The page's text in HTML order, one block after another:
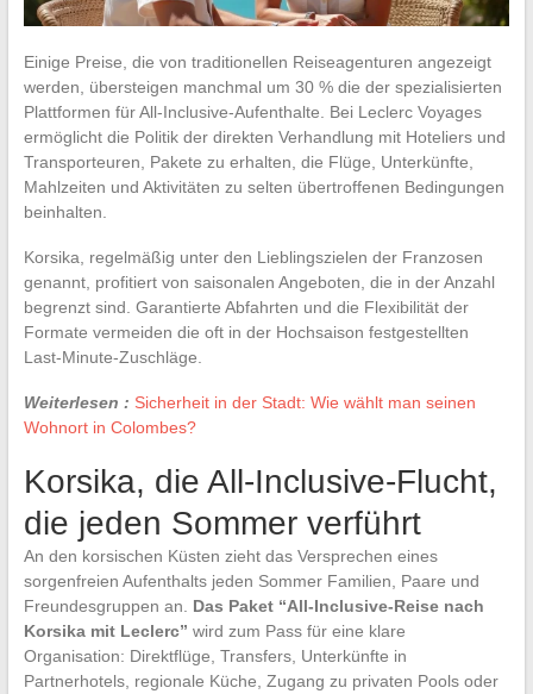
Einige Preise, die von traditionellen Reiseagenturen angezeigt
werden, übersteigen manchmal um 30 % die der spezialisierten
Plattformen für All-Inclusive-Aufenthalte. Bei Leclerc Voyages
ermöglicht die Politik der direkten Verhandlung mit Hoteliers und
Transporteuren, Pakete zu erhalten, die Flüge, Unterkünfte,
Mahlzeiten und Aktivitäten zu selten übertroffenen Bedingungen
beinhalten.
Korsika, regelmäßig unter den Lieblingszielen der Franzosen
genannt, profitiert von saisonalen Angeboten, die in der Anzahl
begrenzt sind. Garantierte Abfahrten und die Flexibilität der
Formate vermeiden die oft in der Hochsaison festgestellten
Last-Minute-Zuschläge.
Weiterlesen : Sicherheit in der Stadt: Wie wählt man seinen
Wohnort in Colombes?
Korsika, die All-Inclusive-Flucht,
die jeden Sommer verführt
An den korsischen Küsten zieht das Versprechen eines
sorgenfreien Aufenthalts jeden Sommer Familien, Paare und
Freundesgruppen an. Das Paket “All-Inclusive-Reise nach
Korsika mit Leclerc” wird zum Pass für eine klare
Organisation: Direktflüge, Transfers, Unterkünfte in
Partnerhotels, regionale Küche, Zugang zu privaten Pools oder